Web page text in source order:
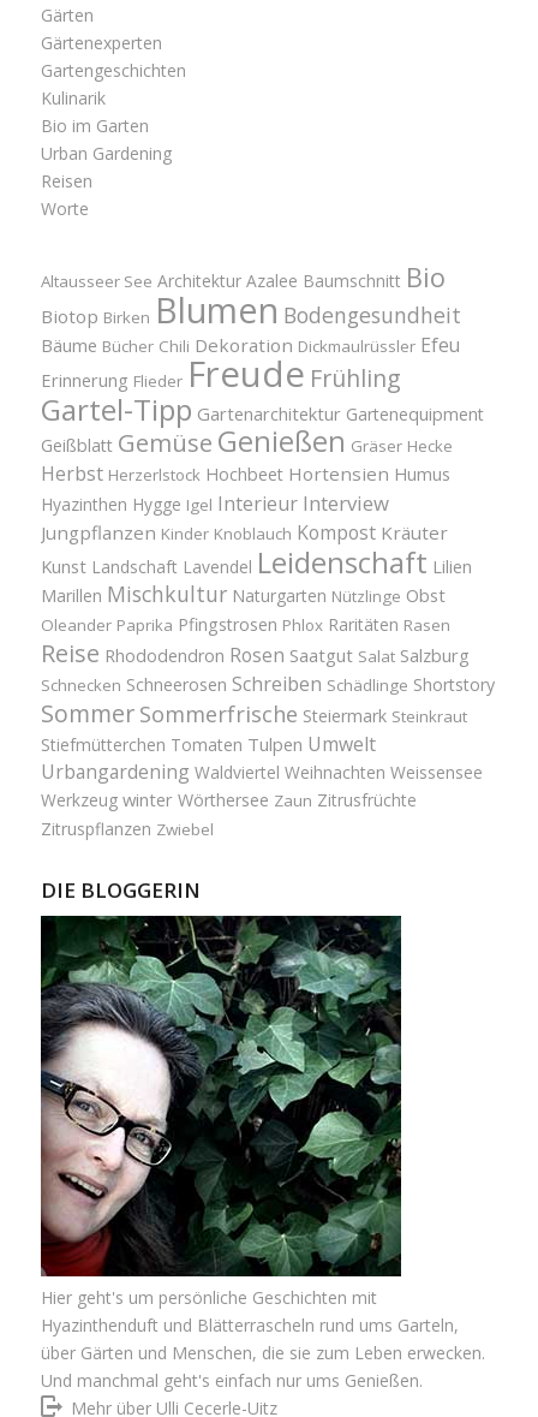
Gärten
Gärtenexperten
Gartengeschichten
Kulinarik
Bio im Garten
Urban Gardening
Reisen
Worte
Altausseer See Architektur Azalee Baumschnitt Bio
Biotop Birken Blumen Bodengesundheit
Bäume Bücher Chili Dekoration Dickmaulrüssler Efeu
Erinnerung Flieder Freude Frühling
Gartel-Tipp Gartenarchitektur Gartenequipment
Geißblatt Gemüse Genießen Gräser Hecke
Herbst Herzerlstock Hochbeet Hortensien Humus
Hyazinthen Hygge Igel Interieur Interview
Jungpflanzen Kinder Knoblauch Kompost Kräuter
Kunst Landschaft Lavendel Leidenschaft Lilien
Marillen Mischkultur Naturgarten Nützlinge Obst
Oleander Paprika Pfingstrosen Phlox Raritäten Rasen
Reise Rhododendron Rosen Saatgut Salat Salzburg
Schnecken Schneerosen Schreiben Schädlinge Shortstory
Sommer Sommerfrische Steiermark Steinkraut
Stiefmütterchen Tomaten Tulpen Umwelt
Urbangardening Waldviertel Weihnachten Weissensee
Werkzeug winter Wörthersee Zaun Zitrusfrüchte
Zitruspflanzen Zwiebel
DIE BLOGGERIN
Hier geht's um persönliche Geschichten mit
Hyazinthenduft und Blätterrascheln rund ums Garteln,
über Gärten und Menschen, die sie zum Leben erwecken.
Und manchmal geht's einfach nur ums Genießen.
Mehr über Ulli Cecerle-Uitz